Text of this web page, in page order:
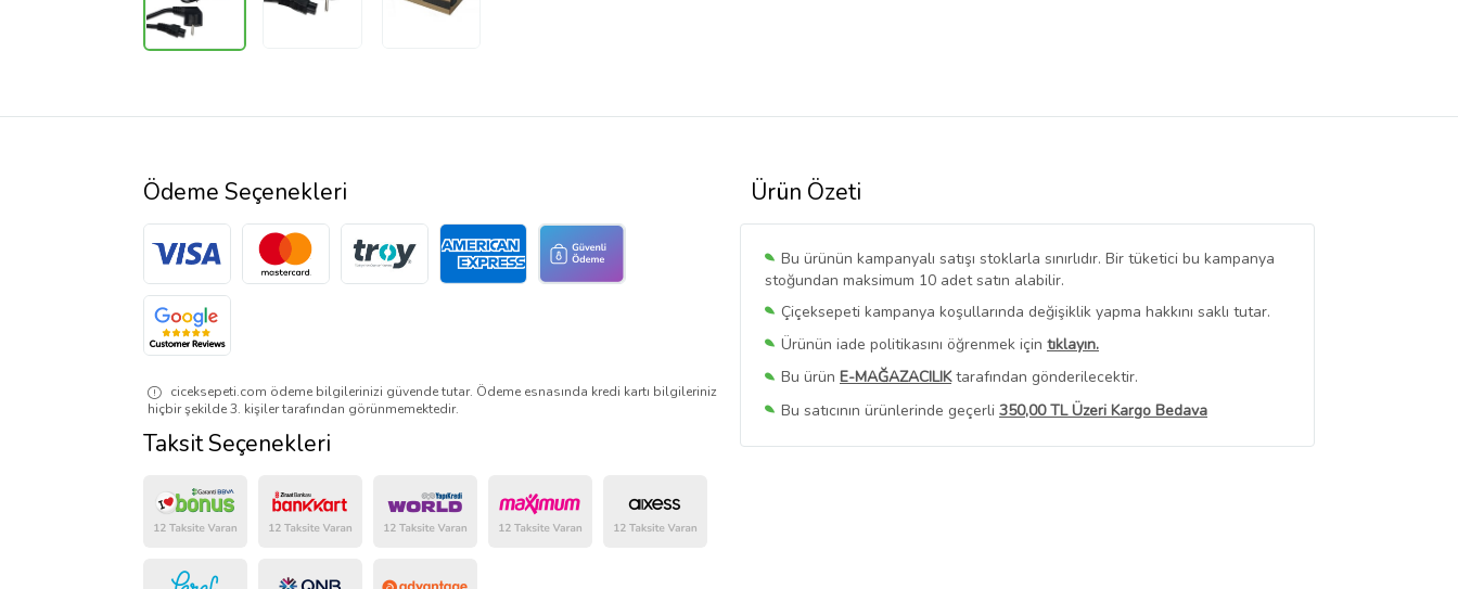
Ürün Özeti
Bu ürünün kampanyalı satışı stoklarla sınırlıdır. Bir tüketici bu kampanya
stoğundan maksimum 10 adet satın alabilir.
Çiçeksepeti kampanya koşullarında değişiklik yapma hakkını saklı tutar.
Ürünün iade politikasını öğrenmek için tıklayın.
Bu ürün E-MAĞAZACILIKtarafından gönderilecektir.
Bu satıcının ürünlerinde geçerli 350,00 TL Üzeri Kargo Bedava
Bu SatıcınınTüm Ürünlerini Görüntüle
Ödeme Seçenekleri
ciceksepeti.com ödeme bilgilerinizi güvende tutar. Ödeme esnasında kredi kartı bilgileriniz
hiçbir şekilde 3. kişiler tarafından görünmemektedir.
Taksit Seçenekleri